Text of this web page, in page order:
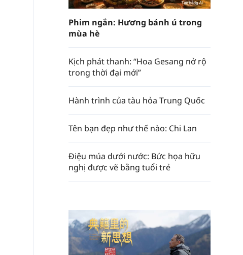
Phim ngắn: Hương bánh ú trong
mùa hè
Kịch phát thanh: “Hoa Gesang nở rộ
trong thời đại mới”
Hành trình của tàu hỏa Trung Quốc
Tên bạn đẹp như thế nào: Chi Lan
Điệu múa dưới nước: Bức họa hữu
nghị được vẽ bằng tuổi trẻ